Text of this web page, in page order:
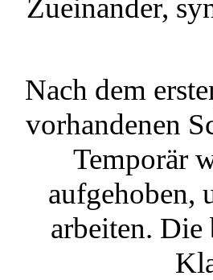
Zueinander,
Nach dem
vorhandenen
Temporär
aufgehoben,
arbeiten. Die